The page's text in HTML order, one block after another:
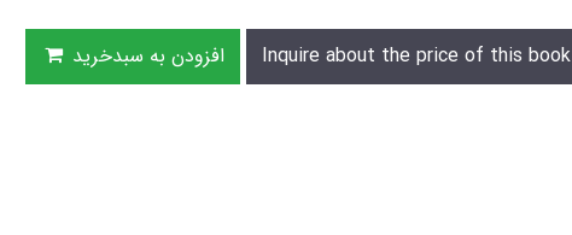
افزودن به سبدخرید Inquire about the price of this book